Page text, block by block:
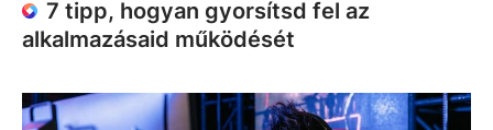
7 tipp, hogyan gyorsítsd fel az
alkalmazásaid működését